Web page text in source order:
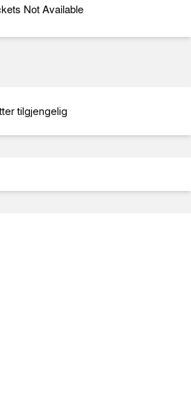
Not Available
tilgjengelig